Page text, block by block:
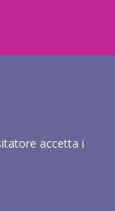
accetta i